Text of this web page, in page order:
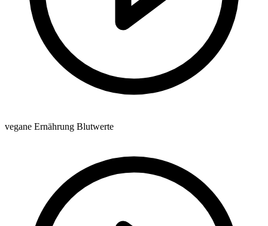
vegane Ernährung Blutwerte